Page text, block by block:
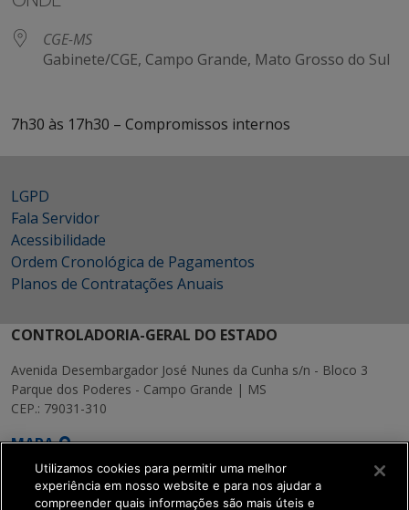
CGE-MS
Gabinete/CGE, Campo Grande, Mato Grosso do Sul
7h30 às 17h30 – Compromissos internos
LGPD
Fala Servidor
Acessibilidade
Ordem Cronológica de Pagamentos
Planos de Contratações Anuais
CONTROLADORIA-GERAL DO ESTADO
Avenida Desembargador José Nunes da Cunha s/n - Bloco 3
Parque dos Poderes - Campo Grande | MS
CEP.: 79031-310
MAPA
Utilizamos cookies para permitir uma melhor
experiência em nosso website e para nos ajudar a
compreender quais informações são mais úteis e